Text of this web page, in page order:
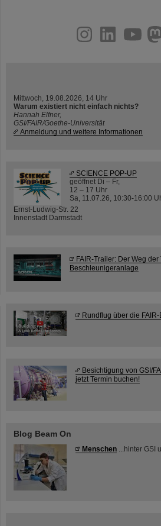
youtube
helmholtz.social
facebook
Mittwoch, 19.08.2026, 14 Uhr
Warum existiert nicht einfach nichts?
Hannah Elfner,
GSI/FAIR/Goethe-Universität
Anmeldung und weitere Informationen
SCIENCE POP-UP
geöffnet Di – Fr,
12 – 17 Uhr
Sa, 11.07.26, 10:30-16:00
Ernst-Ludwig-Str. 22
Innenstadt Darmstadt
FAIR-Trailer: Der Weg
Beschleunigeranlage
Rundflug über die
Besichtigung von GSI/
jetzt Termin buchen!
Blog Beam On
Menschen ...hinter GSI